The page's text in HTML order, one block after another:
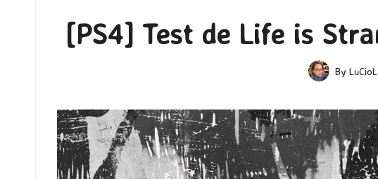
[PS4] Test de Life is
Posted
By